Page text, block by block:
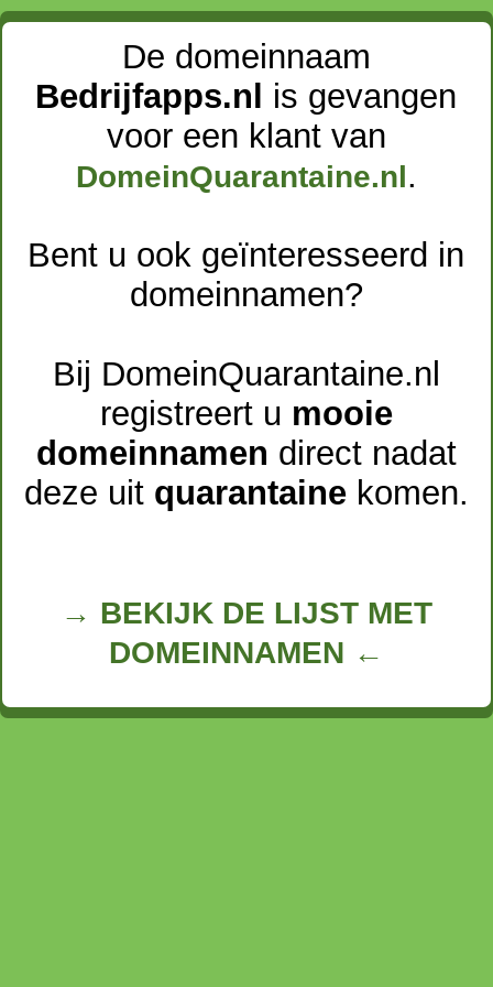
De domeinnaam
Bedrijfapps.nl
is gevangen
voor een klant van
DomeinQuarantaine.nl .
Bent u ook geïnteresseerd in
domeinnamen?
Bij DomeinQuarantaine.nl
registreert u mooie
domeinnamen direct nadat
deze uit quarantainekomen.
→ BEKIJK DE LIJST MET
DOMEINNAMEN ←